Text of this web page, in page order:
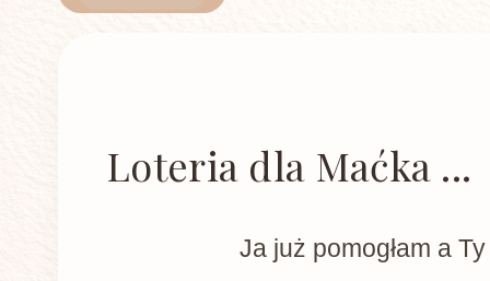
Loteria dla Maćka ...
Ja już pomogłam a